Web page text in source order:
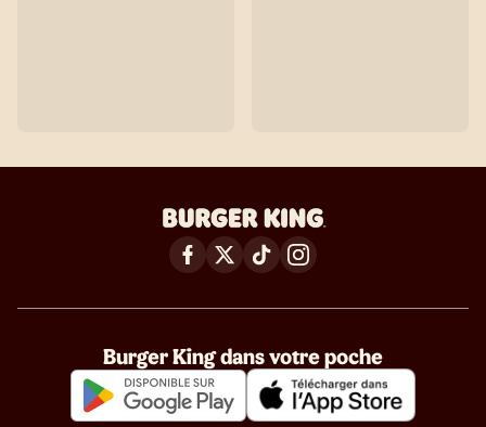
Burger King dans votre poche